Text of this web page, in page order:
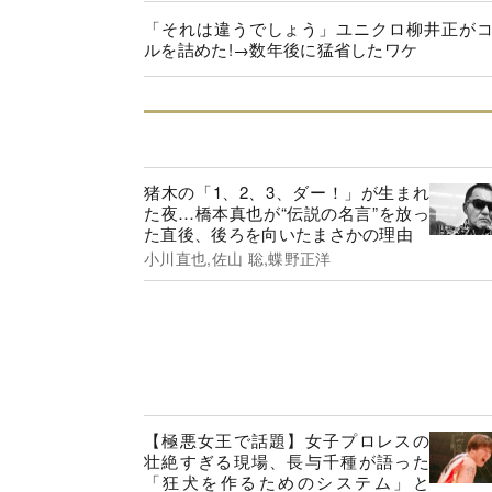
「それは違うでしょう」ユニクロ柳井正が
ルを詰めた!→数年後に猛省したワケ
猪木の「1、2、3、ダー！」が生まれ
た夜…橋本真也が“伝説の名言”を放っ
た直後、後ろを向いたまさかの理由
小川直也,佐山 聡,蝶野正洋
【極悪女王で話題】女子プロレスの
壮絶すぎる現場、長与千種が語った
「狂犬を作るためのシステム」と